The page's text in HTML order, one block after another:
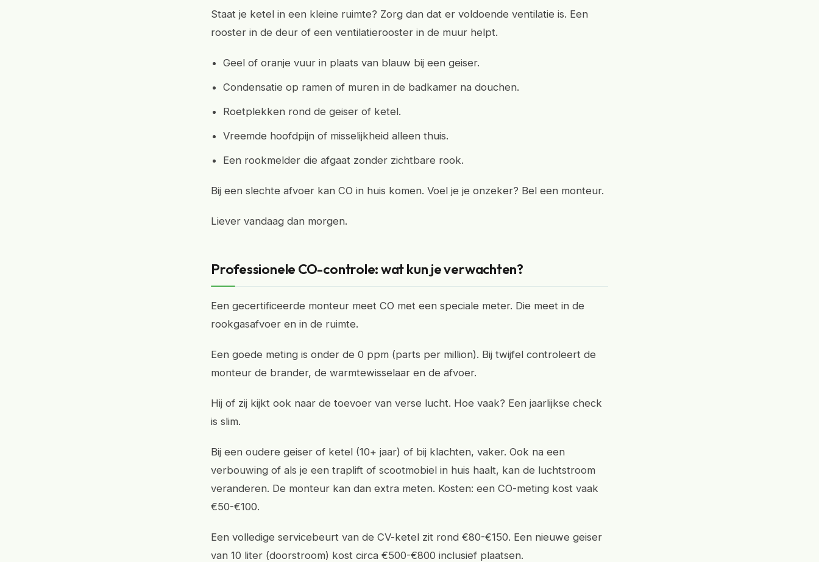
Staat je ketel in een kleine ruimte? Zorg dan dat er voldoende ventilatie is. Een
rooster in de deur of een ventilatierooster in de muur helpt.
Geel of oranje vuur in plaats van blauw bij een geiser.
Condensatie op ramen of muren in de badkamer na douchen.
Roetplekken rond de geiser of ketel.
Vreemde hoofdpijn of misselijkheid alleen thuis.
Een rookmelder die afgaat zonder zichtbare rook.
Bij een slechte afvoer kan CO in huis komen. Voel je je onzeker? Bel een monteur.
Liever vandaag dan morgen.
Professionele CO-controle: wat kun je verwachten?
Een gecertificeerde monteur meet CO met een speciale meter. Die meet in de
rookgasafvoer en in de ruimte.
Een goede meting is onder de 0 ppm (parts per million). Bij twijfel controleert de
monteur de brander, de warmtewisselaar en de afvoer.
Hij of zij kijkt ook naar de toevoer van verse lucht. Hoe vaak? Een jaarlijkse check
is slim.
Bij een oudere geiser of ketel (10+ jaar) of bij klachten, vaker. Ook na een
verbouwing of als je een traplift of scootmobiel in huis haalt, kan de luchtstroom
veranderen. De monteur kan dan extra meten. Kosten: een CO-meting kost vaak
€50-€100.
Een volledige servicebeurt van de CV-ketel zit rond €80-€150. Een nieuwe geiser
van 10 liter (doorstroom) kost circa €500-€800 inclusief plaatsen.